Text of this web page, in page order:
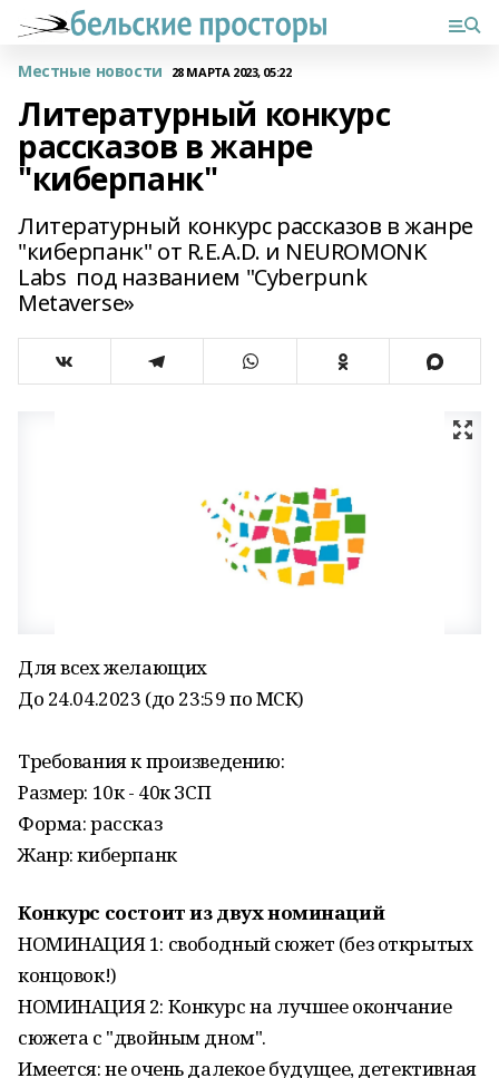
Местные новости 28 МАРТА 2023, 05:22
Литературный конкурс
рассказов в жанре
"киберпанк"
Литературный конкурс рассказов в жанре
"киберпанк" от R.E.A.D. и NEUROMONK
Labs под названием "Cyberpunk
Metaverse»
Для всех желающих
До 24.04.2023 (до 23:59 по МСК)
Требования к произведению:
Размер: 10к - 40к ЗСП
Форма: рассказ
Жанр: киберпанк
Конкурс состоит из двух номинаций
НОМИНАЦИЯ 1: свободный сюжет (без открытых
концовок!)
НОМИНАЦИЯ 2: Конкурс на лучшее окончание
сюжета с "двойным дном".
Имеется: не очень далекое будущее, детективная